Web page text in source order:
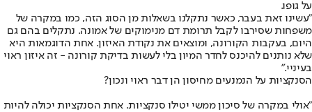
על גופו.
"עשינו זאת בעבר, כאשר נתקלנו בשאלות מן הסוג הזה, כמו במקרה של
משפחות שסירבו לקבל תרומת דם מנימוקים של אמונה. נתקלים בהם גם
היום, בעקבות הקורונה, ומוצאים את נקודת האיזון. אחת הדוגמאות היא
שלא נותנים להיכנס לחדר המיון בלי לעשות בדיקת קורונה - זה איזון ראוי
בעיניי."
הסנקציות על הנמנעים מחיסון הן דבר ראוי ונכון?
"אולי במקרה של סיכון ממשי יטילו סנקציות. אחת הסנקציות יכולה להיות